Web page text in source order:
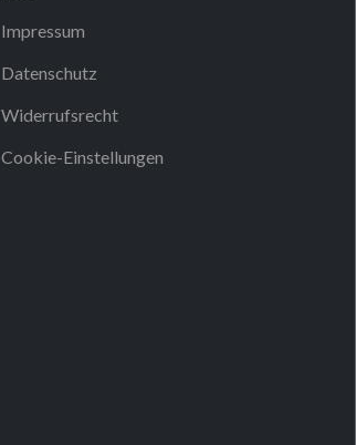
Impressum
Datenschutz
Widerrufsrecht
Cookie-Einstellungen